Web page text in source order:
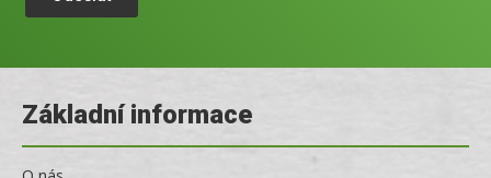
Základní informace